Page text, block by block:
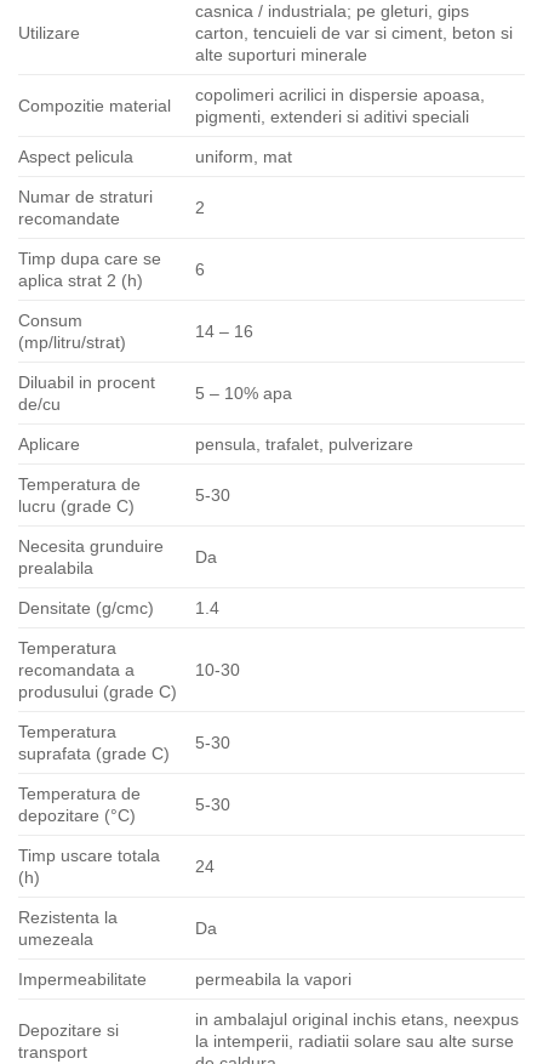
Utilizare
casnica / industriala; pe gleturi, gips
carton, tencuieli de var si ciment, beton si
alte suporturi minerale
Compozitie material
copolimeri acrilici in dispersie apoasa,
pigmenti, extenderi si aditivi speciali
Aspect pelicula uniform, mat
Numar de straturi
recomandate
2
Timp dupa care se
aplica strat 2 (h)
6
Consum
(mp/litru/strat)
14 – 16
Diluabil in procent
de/cu
5 – 10% apa
Aplicare pensula, trafalet, pulverizare
Temperatura de
lucru (grade C)
5-30
Necesita grunduire
prealabila
Da
Densitate (g/cmc) 1.4
Temperatura
recomandata a
produsului (grade C)
10-30
Temperatura
suprafata (grade C)
5-30
Temperatura de
depozitare (°C)
5-30
Timp uscare totala
(h)
24
Rezistenta la
umezeala
Da
Impermeabilitate permeabila la vapori
Depozitare si
transport
in ambalajul original inchis etans, neexpus
la intemperii, radiatii solare sau alte surse